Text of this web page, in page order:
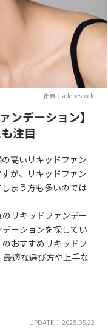
出典：adobestock
ンデーション】
注目
高いリキッドファン
が、リキッドファン
まう方も多いのでは
リキッドファンデー
ーションを探してい
おすすめリキッドフ
適な選び方や上手な
UPDATE： 2025.05.22